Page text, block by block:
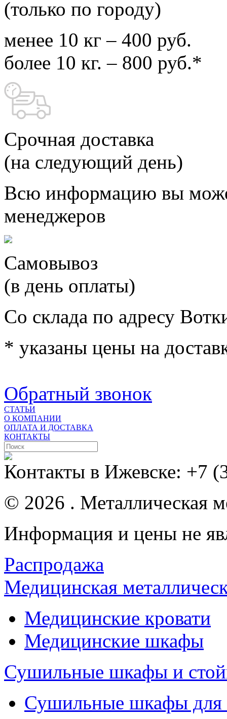
(только по городу)
менее 10 кг – 400 руб.
более 10 кг. – 800 руб.*
Срочная доставка
(на следующий день)
Всю информацию вы
менеджеров
Самовывоз
(в день оплаты)
Со склада по адресу
* указаны цены на
Обратный звонок
СТАТЬИ
О КОМПАНИИ
ОПЛАТА И ДОСТАВКА
КОНТАКТЫ
Контакты в Ижевске: +7
© 2026 . Металлическая
Информация и цены не
Распродажа
Медицинская
Медицинские кровати
Медицинские шкафы
Сушильные шкафы и
Сушильные шкафы